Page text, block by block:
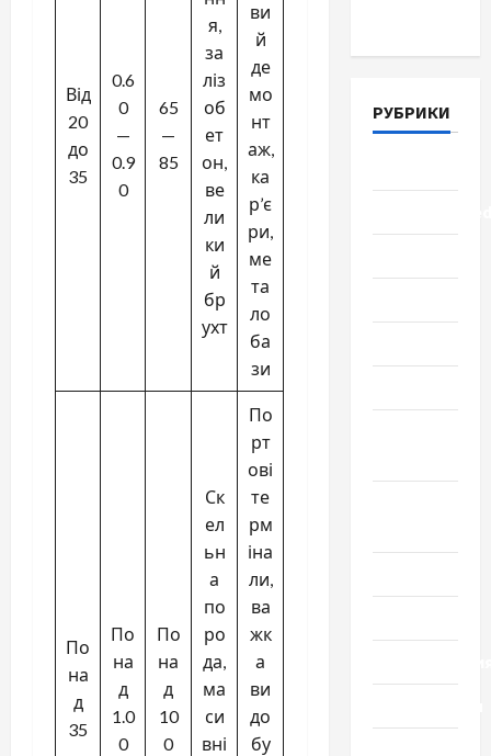
Від
20
до
35
0.6
0
—
0.9
0
65
—
85
я,
за
ліз
об
ет
он,
ве
ли
ки
й
бр
ухт
ви
й
де
мо
нт
аж,
ка
р’є
ри,
ме
та
ло
ба
зи
По
на
д
35
По
на
д
1.0
0
По
на
д
10
0
Ск
ел
ьн
а
по
ро
да,
ма
си
вні
По
рт
ові
те
рм
іна
ли,
ва
жк
а
ви
до
бу
РУБРИКИ